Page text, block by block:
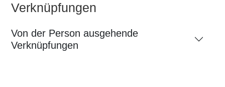
Verknüpfungen
Von der Person ausgehende
Verknüpfungen